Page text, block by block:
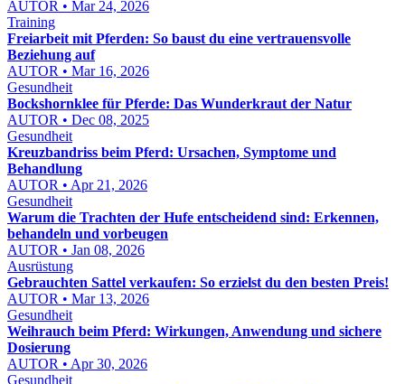
AUTOR • Mar 24, 2026
Training
Freiarbeit mit Pferden: So baust du eine vertrauensvolle
Beziehung auf
AUTOR • Mar 16, 2026
Gesundheit
Bockshornklee für Pferde: Das Wunderkraut der Natur
AUTOR • Dec 08, 2025
Gesundheit
Kreuzbandriss beim Pferd: Ursachen, Symptome und
Behandlung
AUTOR • Apr 21, 2026
Gesundheit
Warum die Trachten der Hufe entscheidend sind: Erkennen,
behandeln und vorbeugen
AUTOR • Jan 08, 2026
Ausrüstung
Gebrauchten Sattel verkaufen: So erzielst du den besten Preis!
AUTOR • Mar 13, 2026
Gesundheit
Weihrauch beim Pferd: Wirkungen, Anwendung und sichere
Dosierung
AUTOR • Apr 30, 2026
Gesundheit